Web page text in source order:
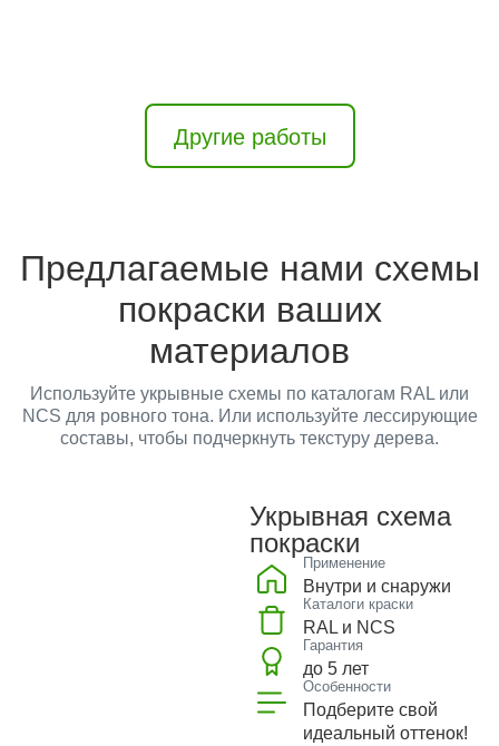
Другие работы
Предлагаемые нами схемы
покраски ваших
материалов
Используйте укрывные схемы по каталогам RAL или
NCS для ровного тона. Или используйте лессирующие
составы, чтобы подчеркнуть текстуру дерева.
Укрывная схема
покраски
Применение
Внутри и снаружи
Каталоги краски
RAL и NCS
Гарантия
до 5 лет
Особенности
Подберите свой
идеальный оттенок!